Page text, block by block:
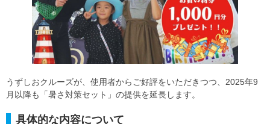
うずしおクルーズが、使用者からご好評をいただきつつ、2025年9
月以降も「暑さ対策セット」の提供を延長します。
具体的な内容について